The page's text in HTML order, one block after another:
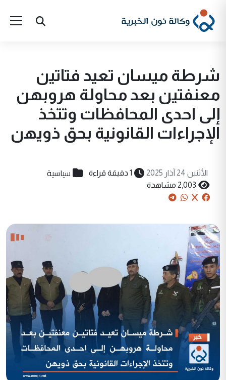
شرطة ميسان تعيد فتاتين
معنفتين بعد محاولة هروبهن
إلى احدى المحافظات وتتخذ
الإجراءات القانونية بحق ذويهن
الأثنين 24 آذار 2025 1 دقيقة قراءة سياسية
2,003 مشاهدة